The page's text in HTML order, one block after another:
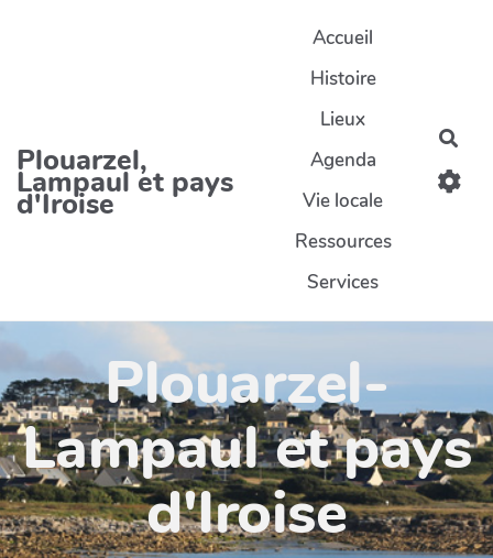
Plouarzel,
Lampaul et pays
d'Iroise
Accueil
Histoire
Lieux
Agenda
Vie locale
Ressources
Services
Plouarzel-
Lampaul et pays
d'Iroise